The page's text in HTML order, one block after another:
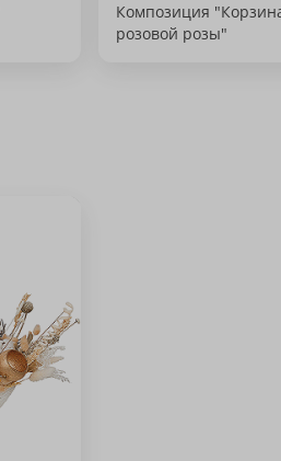
Композиция
розовой розы"